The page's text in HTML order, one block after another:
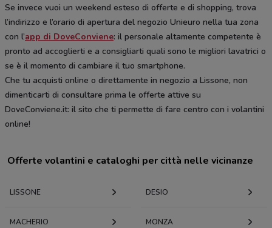
Se invece vuoi un weekend esteso di offerte e di shopping, trova
l’indirizzo e l’orario di apertura del negozio Unieuro nella tua zona
con l’app di DoveConviene: il personale altamente competente è
pronto ad accoglierti e a consigliarti quali sono le migliori lavatrici o
se è il momento di cambiare il tuo smartphone.
Che tu acquisti online o direttamente in negozio a Lissone, non
dimenticarti di consultare prima le offerte attive su
DoveConviene.it: il sito che ti permette di fare centro con i volantini
online!
Offerte volantini e cataloghi per città nelle vicinanze
LISSONE DESIO
MACHERIO MONZA